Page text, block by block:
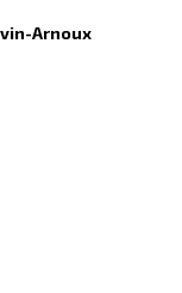
Arnoux